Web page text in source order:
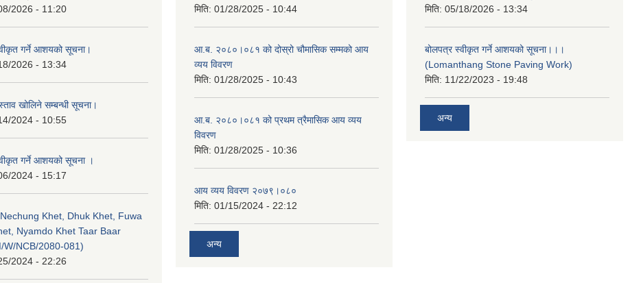
2026 - 11:20
गर्ने आशयको सूचना।
2026 - 13:34
खोलिने सम्बन्धी सूचना।
2024 - 10:55
गर्ने आशयको सूचना ।
2024 - 15:17
Khet, Dhuk Khet, Fuwa
Nyamdo Khet Taar Baar
W/NCB/2080-081)
2024 - 22:26
मिति: 01/28/2025 - 10:44
आ.ब. २०८०।०८१ को दोस्रो चौमासिक सम्मको आय
व्यय विवरण
मिति: 01/28/2025 - 10:43
आ.ब. २०८०।०८१ को प्रथम त्रैमासिक आय व्यय
विवरण
मिति: 01/28/2025 - 10:36
आय व्यय विवरण २०७९।०८०
मिति: 01/15/2024 - 22:12
अन्य
मिति: 05/18/2026 - 13:34
बोलपत्र स्वीकृत गर्ने आशयको सूचना।।।
(Lomanthang Stone Paving Work)
मिति: 11/22/2023 - 19:48
अन्य